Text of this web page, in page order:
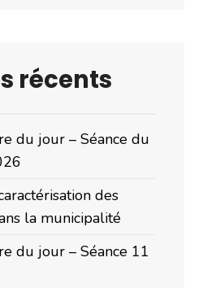
récents
du jour – Séance du
des
la municipalité
du jour – Séance 11